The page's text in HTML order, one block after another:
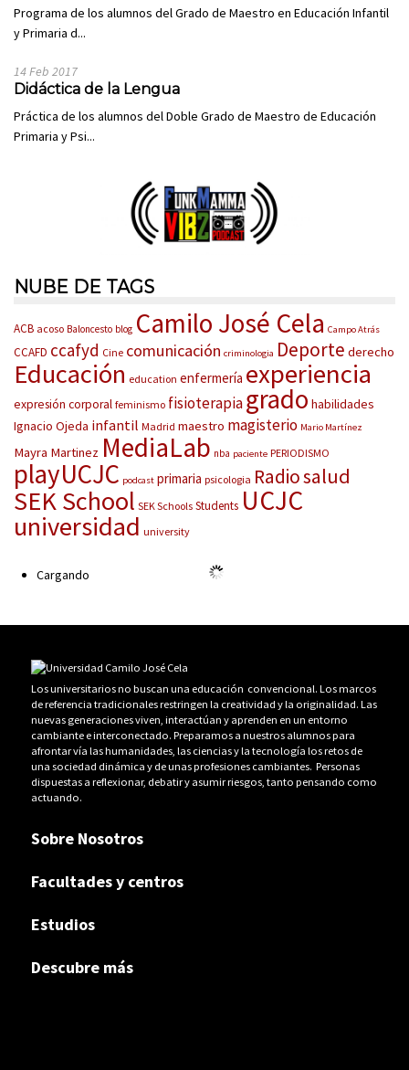
Programa de los alumnos del Grado de Maestro en Educación Infantil
y Primaria d...
14 Feb 2017
Didáctica de la Lengua
Práctica de los alumnos del Doble Grado de Maestro de Educación
Primaria y Psi...
NUBE DE TAGS
ACB acoso Baloncesto blog Camilo José Cela Campo Atrás
CCAFD ccafyd Cine comunicación criminologia Deporte derecho
Educación education enfermería experiencia
expresión corporal feminismo fisioterapiagrado habilidades
Ignacio Ojeda infantil Madrid maestro magisterio Mario Martínez
Mayra Martinez MediaLab nba paciente PERIODISMO
playUCJC podcast primaria psicologia Radiosalud
SEK School SEK Schools Students UCJC
universidad university
Cargando
Los universitarios no buscan una educación convencional. Los marcos
de referencia tradicionales restringen la creatividad y la originalidad. Las
nuevas generaciones viven, interactúan y aprenden en un entorno
cambiante e interconectado. Preparamos a nuestros alumnos para
afrontar vía las humanidades, las ciencias y la tecnología los retos de
una sociedad dinámica y de unas profesiones cambiantes. Personas
dispuestas a reflexionar, debatir y asumir riesgos, tanto pensando como
actuando.
Sobre Nosotros
Facultades y centros
Estudios
Descubre más